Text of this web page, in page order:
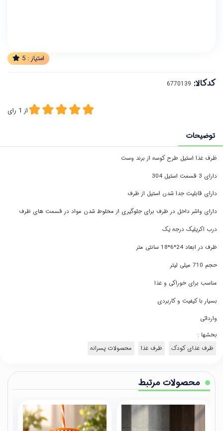
امتیاز : 5
کدکالا:
از 1 رای
توضیحات
ظرف غذا استیل طرح کوسه از برند وست
دارای 3 قسمت استیل 304
دارای قابلیت جدا شدن استیل از ظرف
دارای واشر داخل در ظرف برای جلوگیری از مخلوط شدن مواد در قسمت های ظرف
درب اکریلیک درجه یک
ظرف در ابعاد 24*6*18 سانتی متر
حجم 710 میلی لیتر
مناسب برای خوراکی و غذا
بسیار با کیفیت و کاربردی
وارداتی
بخشها :
ظرف غذای کودک
ظرف غذا محصولات پسرانه
محصولات مرتبط